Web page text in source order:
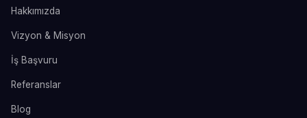
Hakkımızda
Vizyon & Misyon
İş Başvuru
Referanslar
Blog